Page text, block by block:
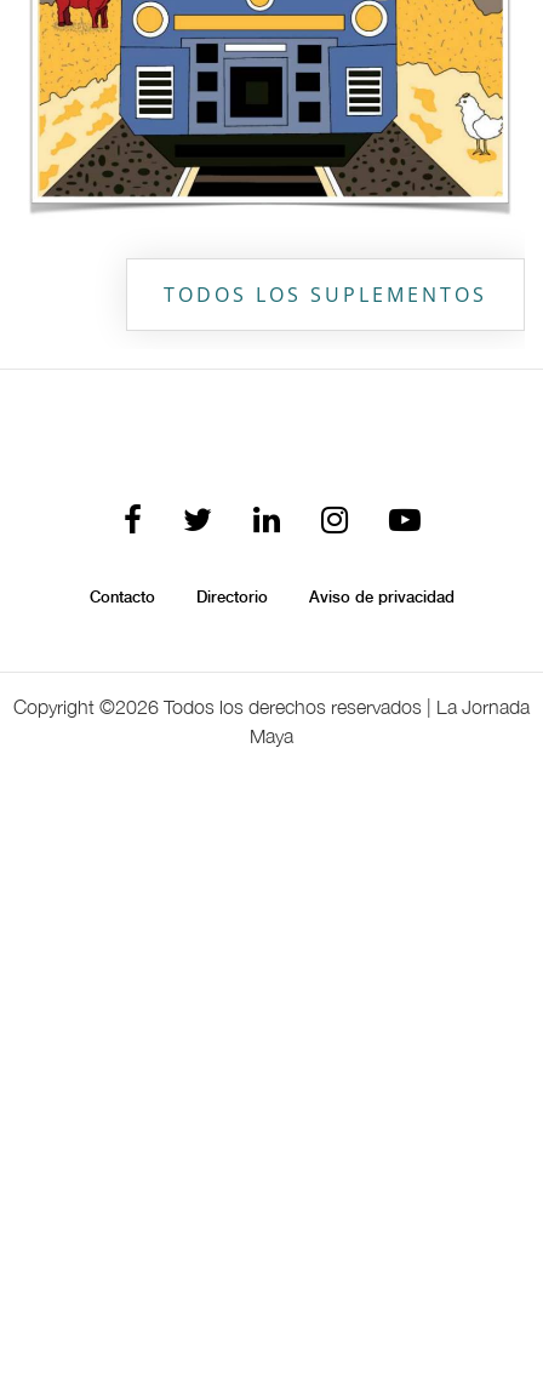
TODOS LOS SUPLEMENTOS
Contacto Directorio Aviso de privacidad
Copyright ©2026 Todos los derechos reservados | La Jornada
Maya